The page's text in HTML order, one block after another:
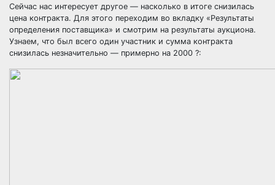
Сейчас нас интересует другое — насколько в итоге снизилась
цена контракта. Для этого переходим во вкладку «Результаты
определения поставщика» и смотрим на результаты аукциона.
Узнаем, что был всего один участник и сумма контракта
снизилась незначительно — примерно на 2000 ?: